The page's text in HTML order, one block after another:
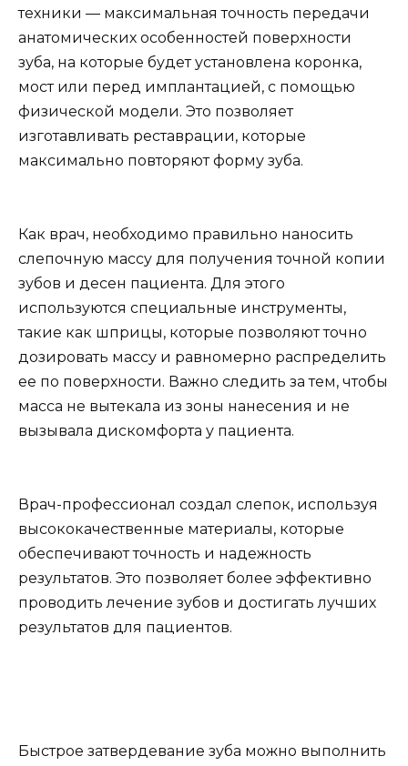
техники — максимальная точность передачи
анатомических особенностей поверхности
зуба, на которые будет установлена коронка,
мост или перед имплантацией, с помощью
физической модели. Это позволяет
изготавливать реставрации, которые
максимально повторяют форму зуба.
Как врач, необходимо правильно наносить
слепочную массу для получения точной копии
зубов и десен пациента. Для этого
используются специальные инструменты,
такие как шприцы, которые позволяют точно
дозировать массу и равномерно распределить
ее по поверхности. Важно следить за тем, чтобы
масса не вытекала из зоны нанесения и не
вызывала дискомфорта у пациента.
Врач-профессионал создал слепок, используя
высококачественные материалы, которые
обеспечивают точность и надежность
результатов. Это позволяет более эффективно
проводить лечение зубов и достигать лучших
результатов для пациентов.
Быстрое затвердевание зуба можно выполнить